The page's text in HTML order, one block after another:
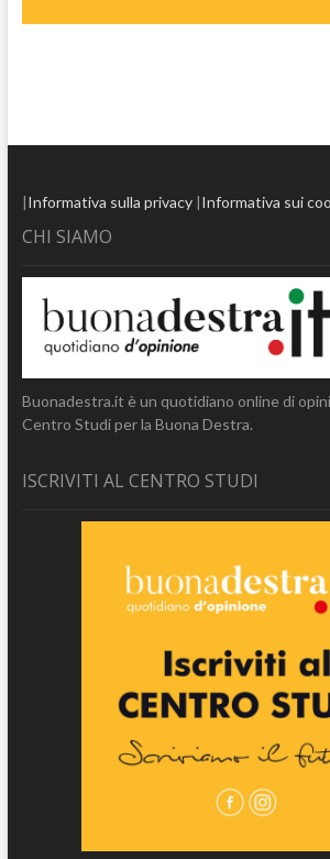
|Informativa sulla privacy|Informativa sui
CHI SIAMO
Buonadestra.it è un quotidiano online di
Centro Studi per la Buona Destra.
ISCRIVITI AL CENTRO STUDI